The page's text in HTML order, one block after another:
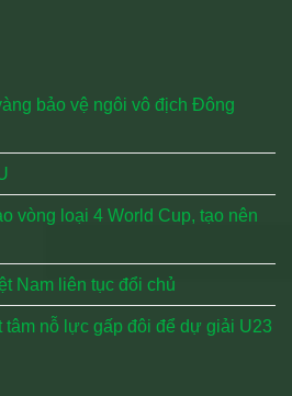
bảo vệ ngôi vô địch Đông
vòng loại 4 World Cup, tạo nên
Nam liên tục đổi chủ
nỗ lực gấp đôi để dự giải U23